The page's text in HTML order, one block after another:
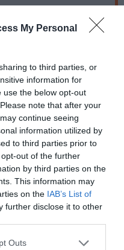
My Personal
to third parties, or
information for
use the below opt-out
note that after your
continue seeing
information utilized by
to third parties prior to
out of the further
by third parties on the
This information may
on the IAB’s List of
further disclose it to other
Outs
στο Google News
την Τέχνη και τον
ΣΠΗΛΙΩΤΗ